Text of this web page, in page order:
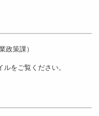
政策課）
をご覧ください。